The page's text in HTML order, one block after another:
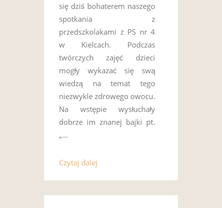
się dziś bohaterem naszego
spotkania z
przedszkolakami z PS nr 4
w Kielcach. Podczas
twórczych zajęć dzieci
mogły wykazać się swą
wiedzą na temat tego
niezwykle zdrowego owocu.
Na wstępie wysłuchały
dobrze im znanej bajki pt.
„…
Czytaj dalej